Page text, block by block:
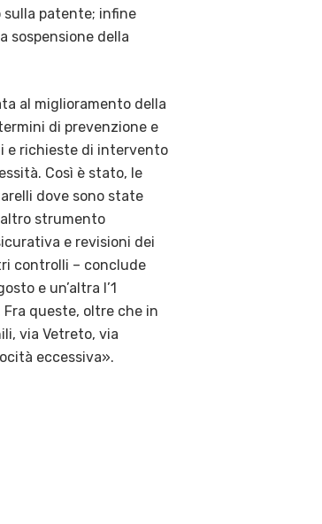
sulla patente; infine
sospensione della
al miglioramento della
di prevenzione e
e richieste di intervento
Così è stato, le
dove sono state
strumento
e revisioni dei
controlli – conclude
e un’altra l’1
queste, oltre che in
via Vetreto, via
eccessiva».